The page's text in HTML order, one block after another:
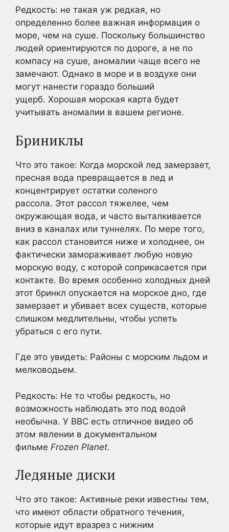
Редкость: не такая уж редкая, но
определенно более важная информация о
море, чем на суше. Поскольку большинство
людей ориентируются по дороге, а не по
компасу на суше, аномалии чаще всего не
замечают. Однако в море и в воздухе они
могут нанести гораздо больший
ущерб. Хорошая морская карта будет
учитывать аномалии в вашем регионе.
Бриниклы
Что это такое: Когда морской лед замерзает,
пресная вода превращается в лед и
концентрирует остатки соленого
рассола. Этот рассол тяжелее, чем
окружающая вода, и часто выталкивается
вниз в каналах или туннелях. По мере того,
как рассол становится ниже и холоднее, он
фактически замораживает любую новую
морскую воду, с которой соприкасается при
контакте. Во время особенно холодных дней
этот бринкл опускается на морское дно, где
замерзает и убивает всех существ, которые
слишком медлительны, чтобы успеть
убраться с его пути.
Где это увидеть: Районы с морским льдом и
мелководьем.
Редкость: Не то чтобы редкость, но
возможность наблюдать это под водой
необычна. У BBC есть отличное видео об
этом явлении в документальном
фильме Frozen Planet.
Ледяные диски
Что это такое: Активные реки известны тем,
что имеют области обратного течения,
которые идут вразрез с нижним